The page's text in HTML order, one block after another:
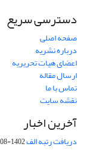
دسترسی سریع
صفحه اصلی
درباره نشریه
اعضای هیات تحریریه
ارسال مقاله
تماس با ما
نقشه سایت
آخرین اخبار
دریافت رتبه الف1402-08-06